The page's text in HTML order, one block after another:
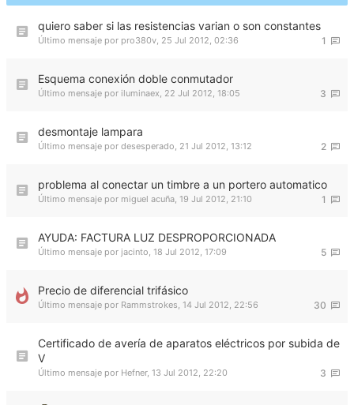
quiero saber si las resistencias varian o son constantes
1
Último mensaje por pro380v, 25 Jul 2012, 02:36
Esquema conexión doble conmutador
3
Último mensaje por iluminaex, 22 Jul 2012, 18:05
desmontaje lampara
2
Último mensaje por desesperado, 21 Jul 2012, 13:12
problema al conectar un timbre a un portero automatico
1
Último mensaje por miguel acuña, 19 Jul 2012, 21:10
AYUDA: FACTURA LUZ DESPROPORCIONADA
5
Último mensaje por jacinto, 18 Jul 2012, 17:09
Precio de diferencial trifásico
30
Último mensaje por Rammstrokes, 14 Jul 2012, 22:56
Certificado de avería de aparatos eléctricos por subida de
V
3
Último mensaje por Hefner, 13 Jul 2012, 22:20